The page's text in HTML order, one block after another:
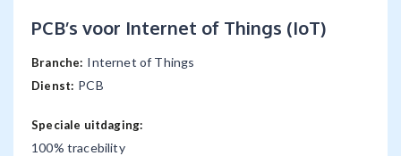
PCB’s voor Internet of Things (IoT)
Branche: Internet of Things
Dienst: PCB
Speciale uitdaging:
100% tracebility